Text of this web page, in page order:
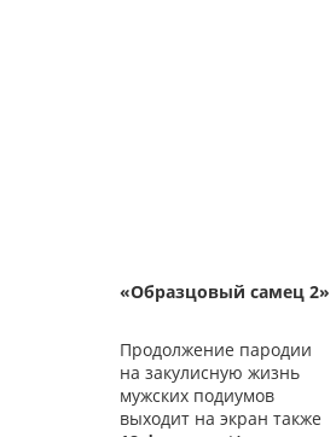
«Образцовый самец 2»
Продолжение пародии
на закулисную жизнь
мужских подиумов
выходит на экран также